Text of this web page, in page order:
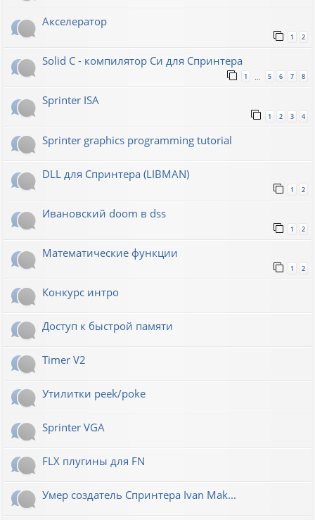
Акселератор
1 2
Solid C - компилятор Си для Спринтера
1 … 5 6 7 8
Sprinter ISA
1 2 3 4
Sprinter graphics programming tutorial
DLL для Спринтера (LIBMAN)
1 2
Ивановский doom в dss
1 2
Математические функции
1 2
Конкурс интро
Доступ к быстрой памяти
Timer V2
Утилитки peek/poke
Sprinter VGA
FLX плугины для FN
Умер создатель Спринтера Ivan Mak...